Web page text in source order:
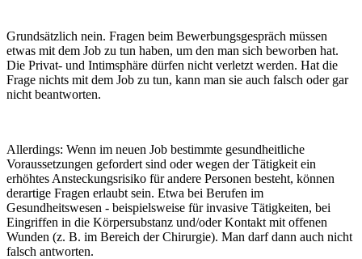
Grundsätzlich nein. Fragen beim Bewerbungsgespräch müssen
etwas mit dem Job zu tun haben, um den man sich beworben hat.
Die Privat- und Intimsphäre dürfen nicht verletzt werden. Hat die
Frage nichts mit dem Job zu tun, kann man sie auch falsch oder gar
nicht beantworten.
Allerdings: Wenn im neuen Job bestimmte gesundheitliche
Voraussetzungen gefordert sind oder wegen der Tätigkeit ein
erhöhtes Ansteckungsrisiko für andere Personen besteht, können
derartige Fragen erlaubt sein. Etwa bei Berufen im
Gesundheitswesen - beispielsweise für invasive Tätigkeiten, bei
Eingriffen in die Körpersubstanz und/oder Kontakt mit offenen
Wunden (z. B. im Bereich der Chirurgie). Man darf dann auch nicht
falsch antworten.